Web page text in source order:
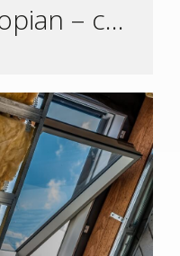
Wełna czy styropian – co będzie najlepsze do ocieplenia domu?